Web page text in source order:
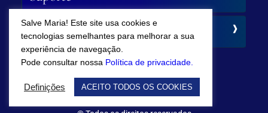
Siga-nos
Salve Maria! Este site usa cookies e
tecnologias semelhantes para melhorar a sua
experiência de navegação.
Pode consultar nossa Política de privacidade.
Definições ACEITO TODOS OS COOKIES